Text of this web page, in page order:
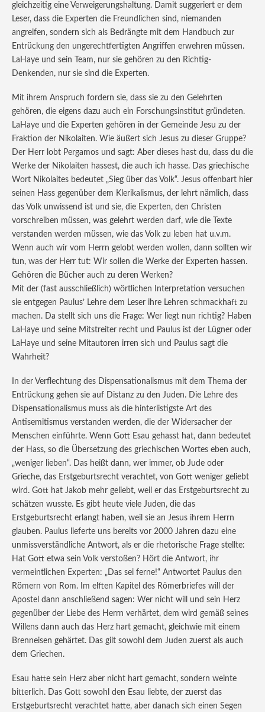
gleichzeitig eine Verweigerungshaltung. Damit suggeriert er dem
Leser, dass die Experten die Freundlichen sind, niemanden
angreifen, sondern sich als Bedrängte mit dem Handbuch zur
Entrückung den ungerechtfertigten Angriffen erwehren müssen.
LaHaye und sein Team, nur sie gehören zu den Richtig-
Denkenden, nur sie sind die Experten.
Mit ihrem Anspruch fordern sie, dass sie zu den Gelehrten
gehören, die eigens dazu auch ein Forschungsinstitut gründeten.
LaHaye und die Experten gehören in der Gemeinde Jesu zu der
Fraktion der Nikolaiten. Wie äußert sich Jesus zu dieser Gruppe?
Der Herr lobt Pergamos und sagt: Aber dieses hast du, dass du die
Werke der Nikolaiten hassest, die auch ich hasse. Das griechische
Wort Nikolaites bedeutet „Sieg über das Volk“. Jesus offenbart hier
seinen Hass gegenüber dem Klerikalismus, der lehrt nämlich, dass
das Volk unwissend ist und sie, die Experten, den Christen
vorschreiben müssen, was gelehrt werden darf, wie die Texte
verstanden werden müssen, wie das Volk zu leben hat u.v.m.
Wenn auch wir vom Herrn gelobt werden wollen, dann sollten wir
tun, was der Herr tut: Wir sollen die Werke der Experten hassen.
Gehören die Bücher auch zu deren Werken?
Mit der (fast ausschließlich) wörtlichen Interpretation versuchen
sie entgegen Paulus’ Lehre dem Leser ihre Lehren schmackhaft zu
machen. Da stellt sich uns die Frage: Wer liegt nun richtig? Haben
LaHaye und seine Mitstreiter recht und Paulus ist der Lügner oder
LaHaye und seine Mitautoren irren sich und Paulus sagt die
Wahrheit?
In der Verflechtung des Dispensationalismus mit dem Thema der
Entrückung gehen sie auf Distanz zu den Juden. Die Lehre des
Dispensationalismus muss als die hinterlistigste Art des
Antisemitismus verstanden werden, die der Widersacher der
Menschen einführte. Wenn Gott Esau gehasst hat, dann bedeutet
der Hass, so die Übersetzung des griechischen Wortes eben auch,
„weniger lieben“. Das heißt dann, wer immer, ob Jude oder
Grieche, das Erstgeburtsrecht verachtet, von Gott weniger geliebt
wird. Gott hat Jakob mehr geliebt, weil er das Erstgeburtsrecht zu
schätzen wusste. Es gibt heute viele Juden, die das
Erstgeburtsrecht erlangt haben, weil sie an Jesus ihrem Herrn
glauben. Paulus lieferte uns bereits vor 2000 Jahren dazu eine
unmissverständliche Antwort, als er die rhetorische Frage stellte:
Hat Gott etwa sein Volk verstoßen? Hört die Antwort, ihr
vermeintlichen Experten: „Das sei ferne!“ Antwortet Paulus den
Römern von Rom. Im elften Kapitel des Römerbriefes will der
Apostel dann anschließend sagen: Wer nicht will und sein Herz
gegenüber der Liebe des Herrn verhärtet, dem wird gemäß seines
Willens dann auch das Herz hart gemacht, gleichwie mit einem
Brenneisen gehärtet. Das gilt sowohl dem Juden zuerst als auch
dem Griechen.
Esau hatte sein Herz aber nicht hart gemacht, sondern weinte
bitterlich. Das Gott sowohl den Esau liebte, der zuerst das
Erstgeburtsrecht verachtet hatte, aber danach sich einen Segen